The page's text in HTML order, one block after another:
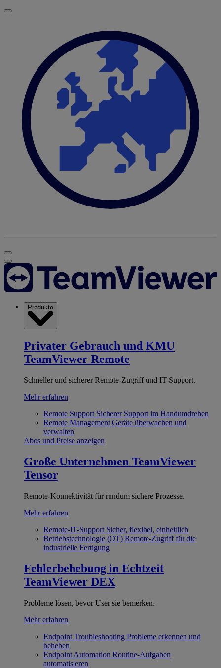
Produkte
Privater Gebrauch und KMU
TeamViewer Remote
Schneller und sicherer Remote-Zugriff und IT-Support.
Mehr erfahren
Remote Support Sicherer Support im Handumdrehen
Remote Management Geräte überwachen und
verwalten
Abos und Preise anzeigen
Große Unternehmen TeamViewer
Tensor
Remote-Konnektivität für rundum sichere Prozesse.
Mehr erfahren
Remote-IT-Support Sicher, flexibel, einheitlich
Betriebstechnologie (OT) Remote-Zugriff für die
industrielle Fertigung
Fehlerbehebung in Echtzeit
TeamViewer DEX
Probleme lösen, bevor User sie bemerken.
Mehr erfahren
Endpoint Troubleshooting Probleme erkennen und
beheben
Endpoint Automation Routine-Aufgaben
automatisieren